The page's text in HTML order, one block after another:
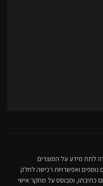
לתת מידע על המוצרים
ואפשרויות רכישה לחלק
כתיבתו, ומבוסס על מחקר אישי